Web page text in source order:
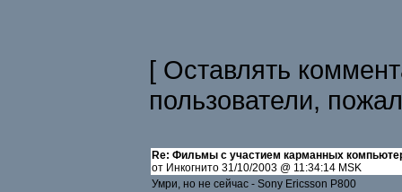
[ Оставлять
пользователи,
Re: Фильмы с участием карманных
от Инкогнито 31/10/2003 @ 11:34:14 MSK
Умри, но не сейчас - Sony Ericsson P800